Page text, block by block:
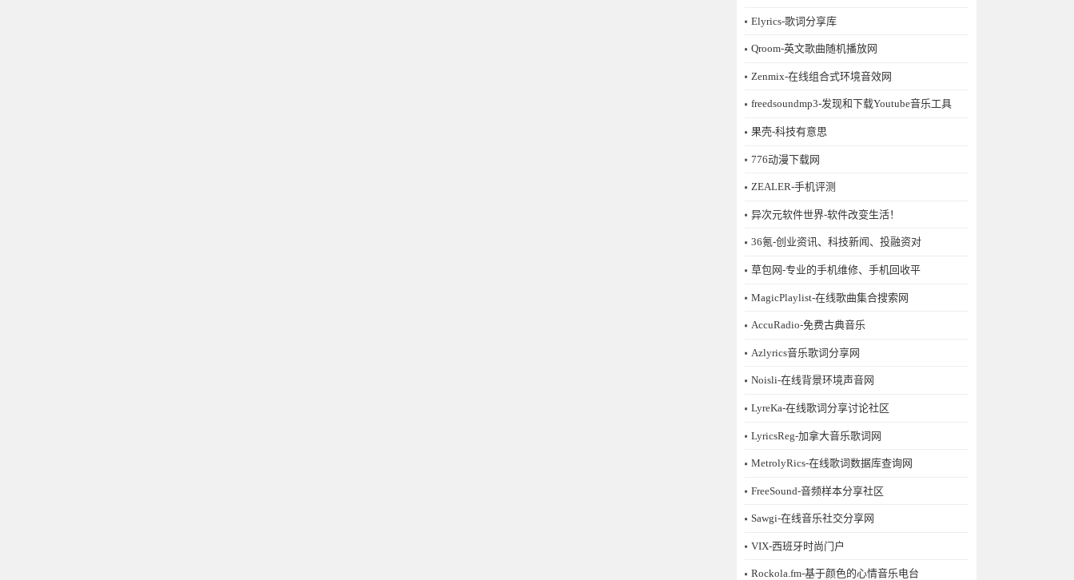
Elyrics-歌词分享库
Qroom-英文歌曲随机播放网
Zenmix-在线组合式环境音效网
freedsoundmp3-发现和下载Youtube音乐工具
果壳-科技有意思
776动漫下载网
ZEALER-手机评测
异次元软件世界-软件改变生活！
36氪-创业资讯、科技新闻、投融资对
草包网-专业的手机维修、手机回收平
MagicPlaylist-在线歌曲集合搜索网
AccuRadio-免费古典音乐
Azlyrics音乐歌词分享网
Noisli-在线背景环境声音网
LyreKa-在线歌词分享讨论社区
LyricsReg-加拿大音乐歌词网
MetrolyRics-在线歌词数据库查询网
FreeSound-音频样本分享社区
Sawgi-在线音乐社交分享网
​VIX-西班牙时尚门户
Rockola.fm-基于颜色的心情音乐电台